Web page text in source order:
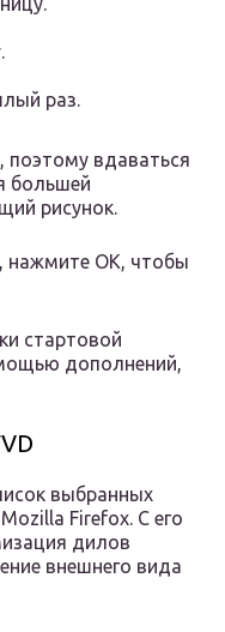
раз.
поэтому вдаваться
большей
рисунок.
нажмите ОК, чтобы
стартовой
дополнений,
выбранных
Firefox. С его
дилов
внешнего вида